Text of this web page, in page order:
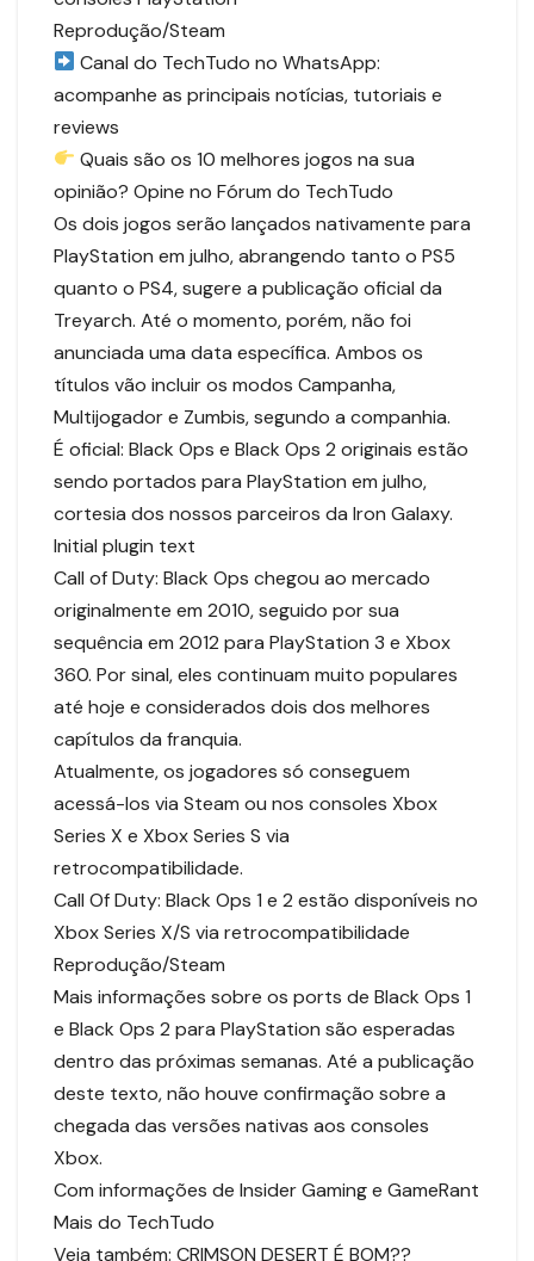
Reprodução/Steam
Canal do TechTudo no WhatsApp:
acompanhe as principais notícias, tutoriais e
reviews
Quais são os 10 melhores jogos na sua
opinião? Opine no Fórum do TechTudo
Os dois jogos serão lançados nativamente para
PlayStation em julho, abrangendo tanto o PS5
quanto o PS4, sugere a publicação oficial da
Treyarch. Até o momento, porém, não foi
anunciada uma data específica. Ambos os
títulos vão incluir os modos Campanha,
Multijogador e Zumbis, segundo a companhia.
É oficial: Black Ops e Black Ops 2 originais estão
sendo portados para PlayStation em julho,
cortesia dos nossos parceiros da Iron Galaxy.
Initial plugin text
Call of Duty: Black Ops chegou ao mercado
originalmente em 2010, seguido por sua
sequência em 2012 para PlayStation 3 e Xbox
360. Por sinal, eles continuam muito populares
até hoje e considerados dois dos melhores
capítulos da franquia.
Atualmente, os jogadores só conseguem
acessá-los via Steam ou nos consoles Xbox
Series X e Xbox Series S via
retrocompatibilidade.
Call Of Duty: Black Ops 1 e 2 estão disponíveis no
Xbox Series X/S via retrocompatibilidade
Reprodução/Steam
Mais informações sobre os ports de Black Ops 1
e Black Ops 2 para PlayStation são esperadas
dentro das próximas semanas. Até a publicação
deste texto, não houve confirmação sobre a
chegada das versões nativas aos consoles
Xbox.
Com informações de Insider Gaming e GameRant
Mais do TechTudo
Veja também: CRIMSON DESERT É BOM??